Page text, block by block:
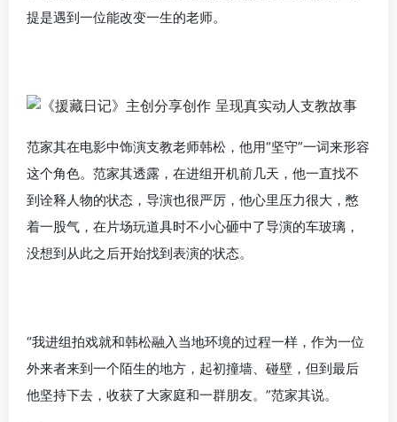
提是遇到一位能改变一生的老师。
范家其在电影中饰演支教老师韩松，他用“坚守”一词来形容
这个角色。范家其透露，在进组开机前几天，他一直找不
到诠释人物的状态，导演也很严厉，他心里压力很大，憋
着一股气，在片场玩道具时不小心砸中了导演的车玻璃，
没想到从此之后开始找到表演的状态。
“我进组拍戏就和韩松融入当地环境的过程一样，作为一位
外来者来到一个陌生的地方，起初撞墙、碰壁，但到最后
他坚持下去，收获了大家庭和一群朋友。”范家其说。